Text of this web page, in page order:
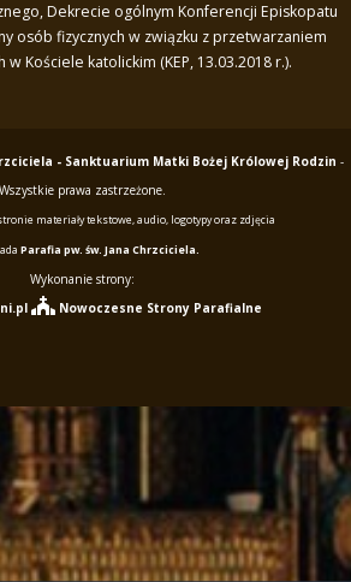
Dekrecie ogólnym Konferencji Episkopatu
osób fizycznych w związku z przetwarzaniem
Kościele katolickim (KEP, 13.03.2018 r.).
- Sanktuarium Matki Bożej Królowej Rodzin -
Wszystkie prawa zastrzeżone.
materiały tekstowe, audio, logotypy oraz zdjęcia
Parafia pw. św. Jana Chrzciciela.
Wykonanie strony:
Nowoczesne Strony Parafialne